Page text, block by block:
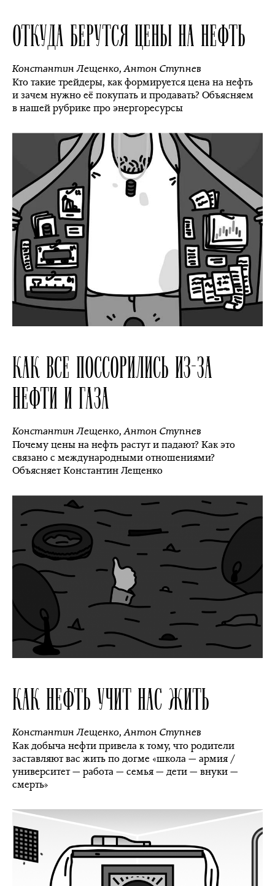
ОТКУДА БЕРУТСЯ ЦЕНЫ НА НЕФТЬ
Константин Лещенко,Антон Ступнев
Кто такие трейдеры, как формируется цена на нефть
и зачем нужно её покупать и продавать? Объясняем
в нашей рубрике про энергоресурсы
КАК ВСЕ ПОССОРИЛИСЬ ИЗ-ЗА
НЕФТИ И ГАЗА
Константин Лещенко,Антон Ступнев
Почему цены на нефть растут и падают? Как это
связано с международными отношениями?
Объясняет Константин Лещенко
КАК НЕФТЬ УЧИТ НАС ЖИТЬ
Константин Лещенко,Антон Ступнев
Как добыча нефти привела к тому, что родители
заставляют вас жить по догме «школа — армия /
университет — работа — семья — дети — внуки —
смерть»